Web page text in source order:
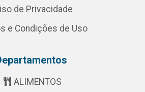
de Privacidade
e Condições de Uso
ALIMENTOS